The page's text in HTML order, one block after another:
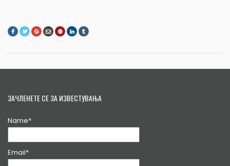
ЗАЧЛЕНЕТЕ СЕ ЗА ИЗВЕСТУВАЊА
Name*
Email*